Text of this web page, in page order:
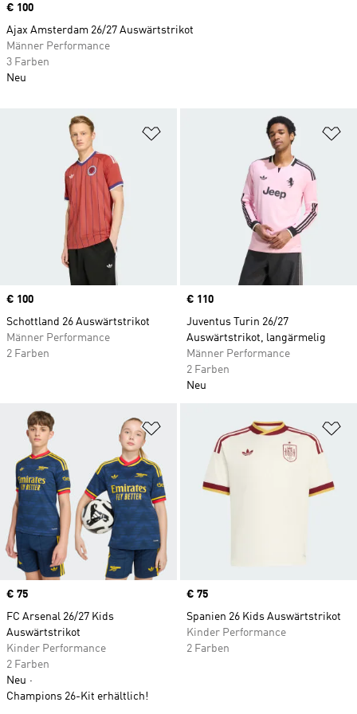
Zur Wunschliste hinzufügen
Price
€ 100
Schottland 26 Auswärtstrikot
Männer Performance
2 Farben
Price
€ 110
Juventus Turin 26/27
Auswärtstrikot, langärmelig
Männer Performance
2 Farben
Neu
Zur Wunschliste hinzufügen
Price
€ 75
FC Arsenal 26/27 Kids
Auswärtstrikot
Kinder Performance
2 Farben
Neu
Champions 26-Kit erhältlich!
Price
€ 75
Spanien 26 Kids Auswärtstrikot
Kinder Performance
2 Farben
Price
€ 100
Ajax Amsterdam 26/27 Auswärtstrikot
Männer Performance
3 Farben
Neu